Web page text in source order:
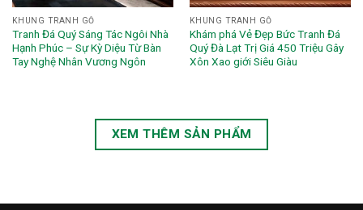
KHUNG TRANH GỖ
Tranh Đá Quý Sáng Tác Ngôi Nhà
Hạnh Phúc – Sự Kỳ Diệu Từ Bàn
Tay Nghệ Nhân Vương Ngôn
KHUNG TRANH GỖ
Khám phá Vẻ Đẹp Bức Tranh Đá
Quý Đà Lạt Trị Giá 450 Triệu Gây
Xôn Xao giới Siêu Giàu
XEM THÊM SẢN PHẨM